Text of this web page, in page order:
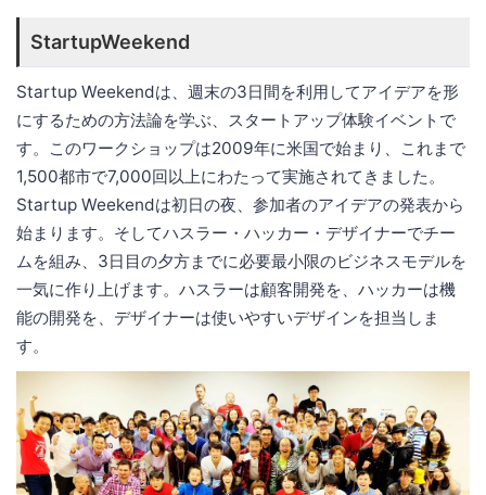
StartupWeekend
Startup Weekendは、週末の3日間を利用してアイデアを形
にするための方法論を学ぶ、スタートアップ体験イベントで
す。このワークショップは2009年に米国で始まり、これまで
1,500都市で7,000回以上にわたって実施されてきました。
Startup Weekendは初日の夜、参加者のアイデアの発表から
始まります。そしてハスラー・ハッカー・デザイナーでチー
ムを組み、3日目の夕方までに必要最小限のビジネスモデルを
一気に作り上げます。ハスラーは顧客開発を、ハッカーは機
能の開発を、デザイナーは使いやすいデザインを担当しま
す。